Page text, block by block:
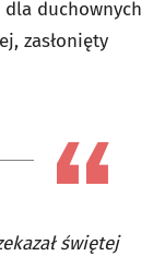
duchownych
zasłonięty
świętej